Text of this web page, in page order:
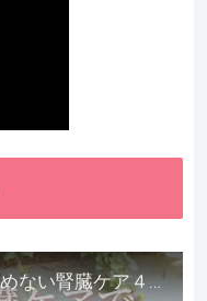
【毒出し】老廃物を身体に溜めない腎臓ケア４種をご紹介します。